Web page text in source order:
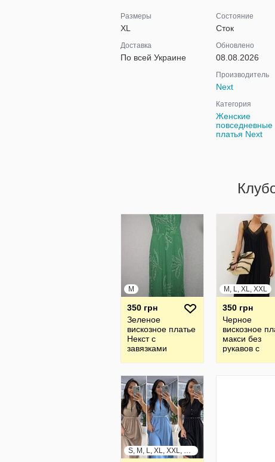
Размеры
XL
Доставка
По всей Украине
Состояние
Сток
Обновлено
08.08.2026
Производитель
Next
Категория
Женские
повседневные
платья Next
M
350 грн
Зеленое
вискозное платье
Некст с
завязками
M, L, XL, XXL
350 грн
Черное
вискозное
макси без
рукавов с
S, M, L, XL, XXL, XXXL